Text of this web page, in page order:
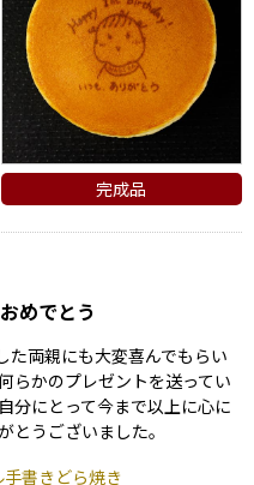
完成品
めでとう
た両親にも大変喜んでもらい
らかのプレゼントを送ってい
分にとって今まで以上に心に
とうございました。
手書きどら焼き